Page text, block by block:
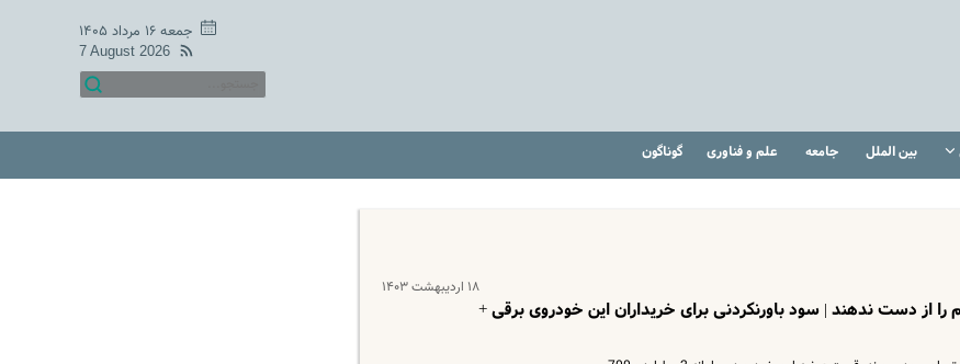
جمعه ۱۶ مرداد ۱۴۰۵
7 August 2026
بین الملل جامعه علم و فناوری گوناگون
۱۸ اردیبهشت ۱۴۰۳
را از دست ندهند | سود باورنکردنی برای خریداران این خودروی برقی +